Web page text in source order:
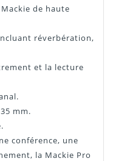
de haute
réverbération,
et la lecture
mm.
conférence, une
la Mackie Pro